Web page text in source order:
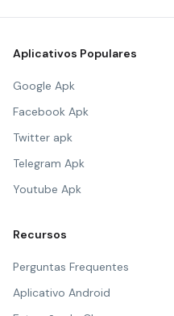
Aplicativos Populares
Google Apk
Facebook Apk
Twitter apk
Telegram Apk
Youtube Apk
Recursos
Perguntas Frequentes
Aplicativo Android